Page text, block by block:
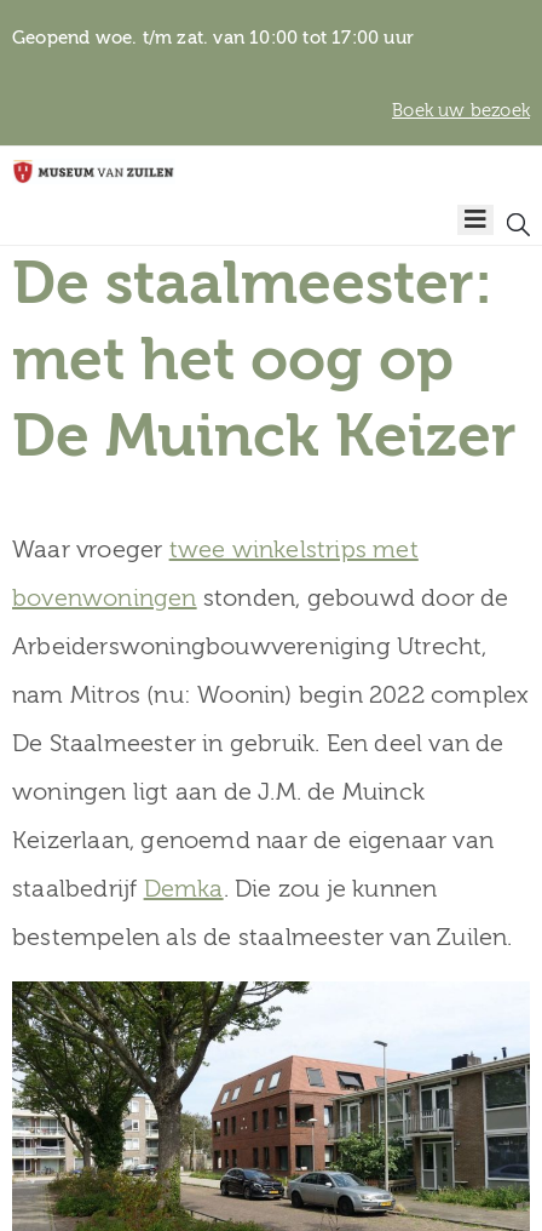
Geopend woe. t/m zat. van 10:00 tot 17:00 uur
Boek uw bezoek
Home
Plan
bezoek
museum
Verhalen
over
Zuilen
Collectie
De staalmeester:
met het oog op
De Muinck Keizer
Waar vroeger twee winkelstrips met
bovenwoningen stonden, gebouwd door de
Arbeiderswoningbouwvereniging Utrecht,
nam Mitros (nu: Woonin) begin 2022 complex
De Staalmeester in gebruik. Een deel van de
woningen ligt aan de J.M. de Muinck
Keizerlaan, genoemd naar de eigenaar van
staalbedrijf Demka. Die zou je kunnen
bestempelen als de staalmeester van Zuilen.
Algemene
Auteursrechten